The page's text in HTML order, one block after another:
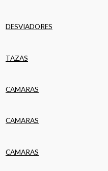
DESVIADORES
TAZAS
CAMARAS
CAMARAS
CAMARAS